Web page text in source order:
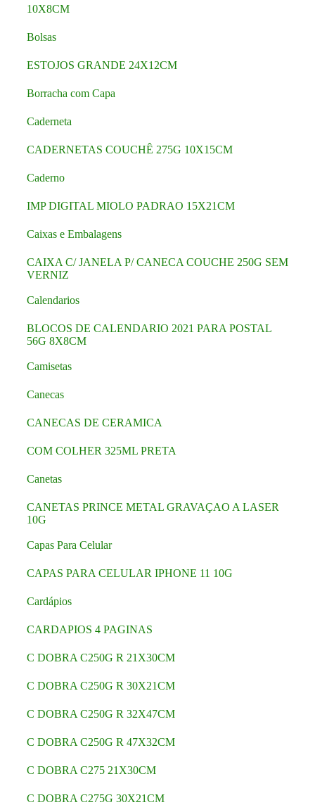
10X8CM
Bolsas
ESTOJOS GRANDE 24X12CM
Borracha com Capa
Caderneta
CADERNETAS COUCHÊ 275G 10X15CM
Caderno
IMP DIGITAL MIOLO PADRAO 15X21CM
Caixas e Embalagens
CAIXA C/ JANELA P/ CANECA COUCHE 250G SEM
VERNIZ
Calendarios
BLOCOS DE CALENDARIO 2021 PARA POSTAL
56G 8X8CM
Camisetas
Canecas
CANECAS DE CERAMICA
COM COLHER 325ML PRETA
Canetas
CANETAS PRINCE METAL GRAVAÇAO A LASER
10G
Capas Para Celular
CAPAS PARA CELULAR IPHONE 11 10G
Cardápios
CARDAPIOS 4 PAGINAS
C DOBRA C250G R 21X30CM
C DOBRA C250G R 30X21CM
C DOBRA C250G R 32X47CM
C DOBRA C250G R 47X32CM
C DOBRA C275 21X30CM
C DOBRA C275G 30X21CM